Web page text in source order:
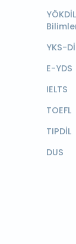
YKS-
E-YDS
IELTS
TOEFL
TIPDİL
DUS